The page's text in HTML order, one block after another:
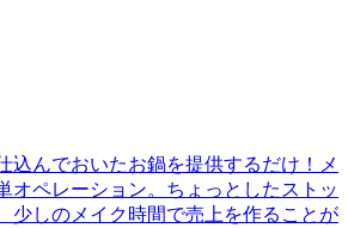
込んでおいたお鍋を提供するだけ！メ
オペレーション。ちょっとしたストッ
少しのメイク時間で売上を作ることが